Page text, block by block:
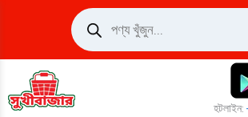
Products
search
হটলাইন: